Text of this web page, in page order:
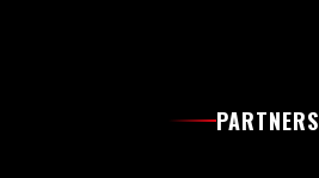
PARTNERS